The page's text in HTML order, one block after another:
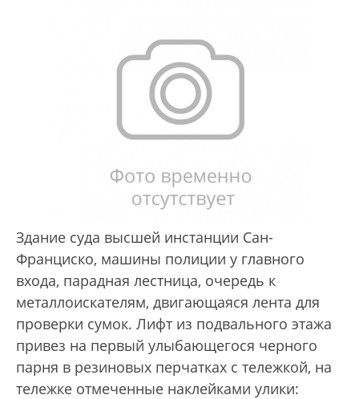
Здание суда высшей инстанции Сан-
Франциско, машины полиции у главного
входа, парадная лестница, очередь к
металлоискателям, двигающаяся лента для
проверки сумок. Лифт из подвального этажа
привез на первый улыбающегося черного
парня в резиновых перчатках с тележкой, на
тележке отмеченные наклейками улики: